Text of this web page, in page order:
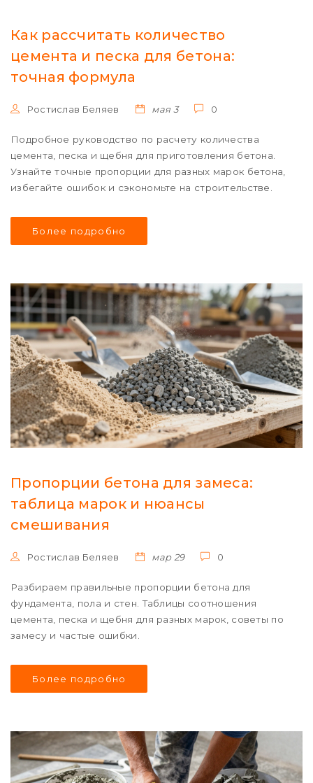
Как рассчитать количество
цемента и песка для бетона:
точная формула
Ростислав Беляев мая 3 0
Подробное руководство по расчету количества
цемента, песка и щебня для приготовления бетона.
Узнайте точные пропорции для разных марок бетона,
избегайте ошибок и сэкономьте на строительстве.
Более подробно
Пропорции бетона для замеса:
таблица марок и нюансы
смешивания
Ростислав Беляев мар 29 0
Разбираем правильные пропорции бетона для
фундамента, пола и стен. Таблицы соотношения
цемента, песка и щебня для разных марок, советы по
замесу и частые ошибки.
Более подробно